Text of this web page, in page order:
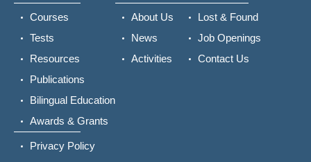
Courses
Tests
Resources
Publications
Bilingual Education
Awards & Grants
About Us
News
Activities
Lost & Found
Job Openings
Contact Us
Privacy Policy